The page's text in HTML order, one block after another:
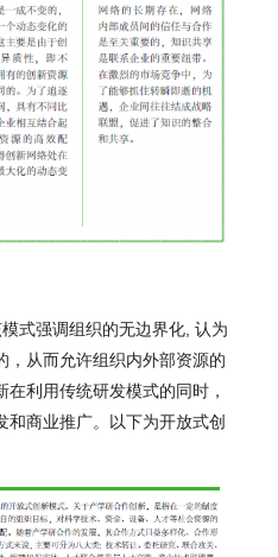
式强调组织的无边界化, 认为
，从而允许组织内外部资源的
利用传统研发模式的同时，
商业推广。以下为开放式创